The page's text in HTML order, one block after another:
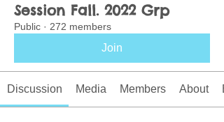
Session Fall. 2022 Grp
Public · 272 members
Join
Discussion Media Members About